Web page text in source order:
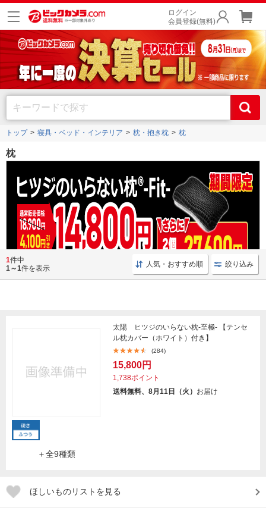
ログイン
会員登録(無料)
トップ 寝具・ベッド・インテリア 枕・抱き枕 枕
枕
1件中
1～1件を表示 人気・おすすめ順 絞り込み
＋全9種類
太陽 ヒツジのいらない枕-至極- 【テンセ
ル枕カバー（ホワイト）付き】
(284)
15,800円
1,738ポイント
送料無料、8月11日（火） お届け
ほしいものリストを見る